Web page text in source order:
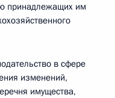
принадлежащих им
в сфере
изменений,
имущества,